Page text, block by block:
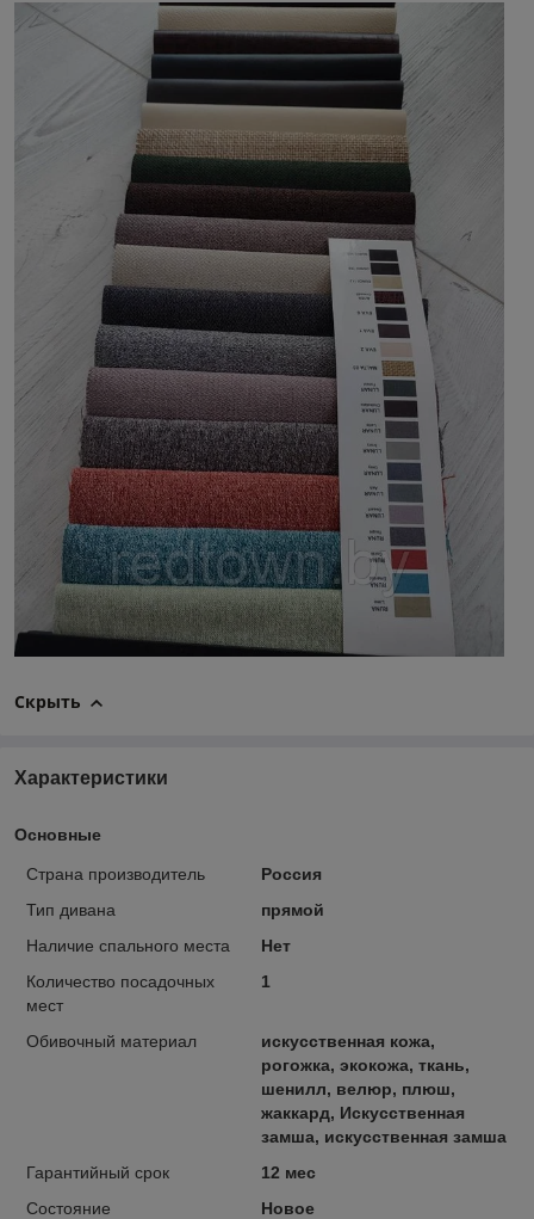
Скрыть
Характеристики
Основные
Страна производитель
Россия
Тип дивана
прямой
Наличие спального места
Нет
Количество посадочных
мест
1
Обивочный материал
искусственная кожа,
рогожка, экокожа, ткань,
шенилл, велюр, плюш,
жаккард, Искусственная
замша, искусственная замша
Гарантийный срок
12 мес
Состояние
Новое